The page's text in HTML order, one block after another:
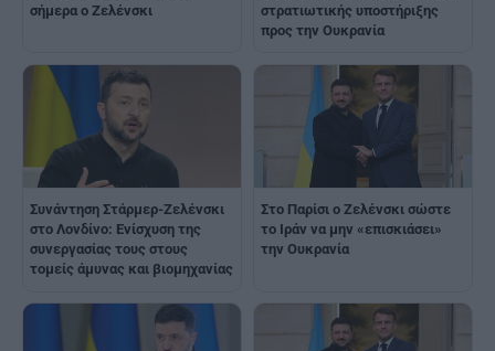
σήμερα ο Ζελένσκι
στρατιωτικής υποστήριξης
προς την Ουκρανία
Συνάντηση Στάρμερ-Ζελένσκι
στο Λονδίνο: Ενίσχυση της
συνεργασίας τους στους
τομείς άμυνας και βιομηχανίας
Στο Παρίσι ο Ζελένσκι σώστε
το Ιράν να μην «επισκιάσει»
την Ουκρανία